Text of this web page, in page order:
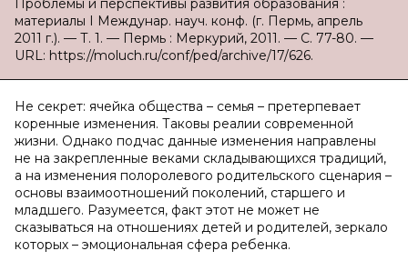
Проблемы и перспективы развития образования :
материалы I Междунар. науч. конф. (г. Пермь, апрель
2011 г.). — Т. 1. — Пермь : Меркурий, 2011. — С. 77-80. —
URL: https://moluch.ru/conf/ped/archive/17/626.
Не секрет: ячейка общества – семья – претерпевает
коренные изменения. Таковы реалии современной
жизни. Однако подчас данные изменения направлены
не на закрепленные веками складывающихся традиций,
а на изменения полоролевого родительского сценария –
основы взаимоотношений поколений, старшего и
младшего. Разумеется, факт этот не может не
сказываться на отношениях детей и родителей, зеркало
которых – эмоциональная сфера ребенка.